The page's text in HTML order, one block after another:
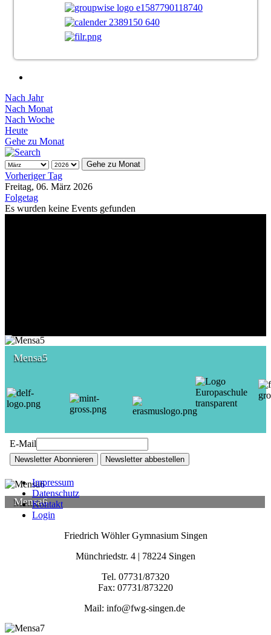
Nach Jahr
Nach Monat
Nach Woche
Heute
Gehe zu Monat
Gehe zu Monat
Vorheriger Tag
Freitag, 06. März 2026
Folgetag
Es wurden keine Events gefunden
Mensa5
Mensa6
E-Mail
Newsletter Abonnieren Newsletter abbestellen
Impressum
Datenschutz
Kontakt
Login
Friedrich Wöhler Gymnasium Singen
Münchriedstr. 4 | 78224 Singen
Tel. 07731/87320
Fax: 07731/873220
Mail: info@fwg-singen.de